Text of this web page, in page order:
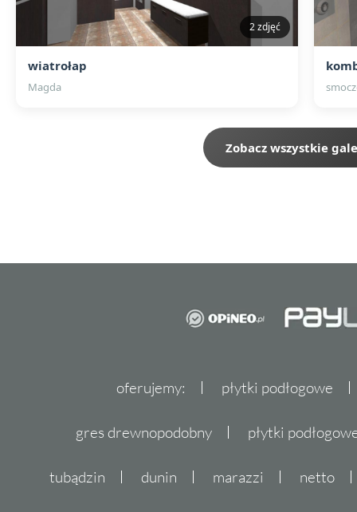
2 zdjęć
wiatrołap
Magda
Zobacz wszystkie
oferujemy: płytki podłogowe
gres drewnopodobny płytki
tubądzin dunin marazzi netto